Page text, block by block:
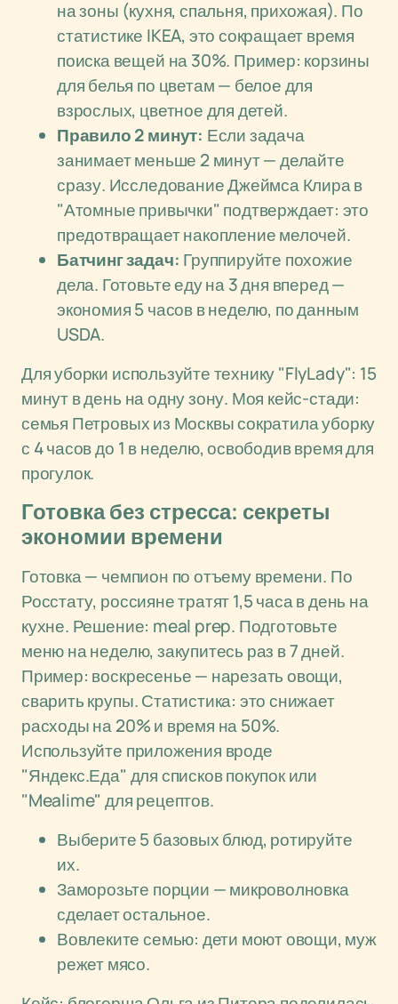
на зоны (кухня, спальня, прихожая). По
статистике IKEA, это сокращает время
поиска вещей на 30%. Пример: корзины
для белья по цветам — белое для
взрослых, цветное для детей.
Правило 2 минут: Если задача
занимает меньше 2 минут — делайте
сразу. Исследование Джеймса Клира в
"Атомные привычки" подтверждает: это
предотвращает накопление мелочей.
Батчинг задач: Группируйте похожие
дела. Готовьте еду на 3 дня вперед —
экономия 5 часов в неделю, по данным
USDA.
Для уборки используйте технику "FlyLady": 15
минут в день на одну зону. Моя кейс-стади:
семья Петровых из Москвы сократила уборку
с 4 часов до 1 в неделю, освободив время для
прогулок.
Готовка без стресса: секреты
экономии времени
Готовка — чемпион по отъему времени. По
Росстату, россияне тратят 1,5 часа в день на
кухне. Решение: meal prep. Подготовьте
меню на неделю, закупитесь раз в 7 дней.
Пример: воскресенье — нарезать овощи,
сварить крупы. Статистика: это снижает
расходы на 20% и время на 50%.
Используйте приложения вроде
"Яндекс.Еда" для списков покупок или
"Mealime" для рецептов.
Выберите 5 базовых блюд, ротируйте
их.
Заморозьте порции — микроволновка
сделает остальное.
Вовлеките семью: дети моют овощи, муж
режет мясо.